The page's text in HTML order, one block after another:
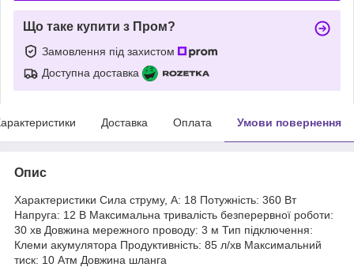
Що таке купити з Пром?
Замовлення під захистом
Доступна доставка
Доставка Оплата Умови повернення
Опис
Характеристики Сила струму, А: 18 Потужність: 360 Вт
Напруга: 12 В Максимальна тривалість безперервної роботи:
30 хв Довжина мережного проводу: 3 м Тип підключення:
Клеми акумулятора Продуктивність: 85 л/хв Максимальний
тиск: 10 Атм Довжина шланга